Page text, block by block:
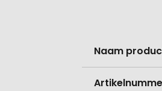
informatie
Naam